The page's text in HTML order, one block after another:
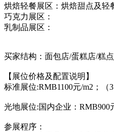
烘焙轻餐展区：烘焙甜点及轻
巧克力展区：
乳制品展区：
买家结构：面包店/蛋糕店/糕
【展位价格及配置说明】
标准展位:RMB1100元/m2；（
光地展位:国内企业：RMB900
参展程序：